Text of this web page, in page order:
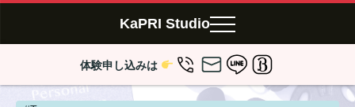
KaPRI Studio
体験申し込みは